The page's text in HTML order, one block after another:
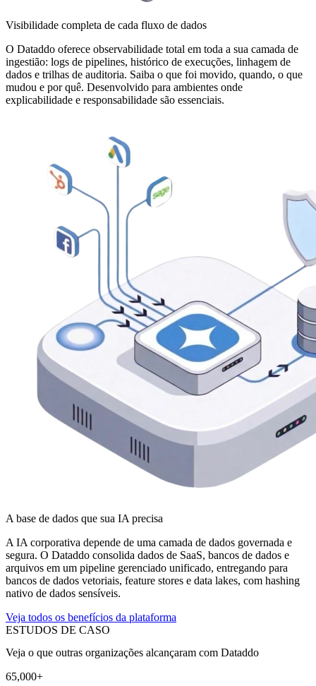
Visibilidade completa de cada fluxo de dados
O Dataddo oferece observabilidade total em toda a sua camada de
ingestião: logs de pipelines, histórico de execuções, linhagem de
dados e trilhas de auditoria. Saiba o que foi movido, quando, o que
mudou e por quê. Desenvolvido para ambientes onde
explicabilidade e responsabilidade são essenciais.
A base de dados que sua IA precisa
A IA corporativa depende de uma camada de dados governada e
segura. O Dataddo consolida dados de SaaS, bancos de dados e
arquivos em um pipeline gerenciado unificado, entregando para
bancos de dados vetoriais, feature stores e data lakes, com hashing
nativo de dados sensíveis.
Veja todos os benefícios da plataforma
ESTUDOS DE CASO
Veja o que outras organizações alcançaram com Dataddo
65,000+